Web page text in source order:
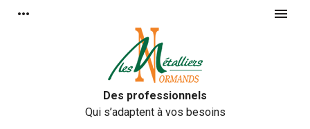
more_horiz menu
Des professionnels
Qui s’adaptent à vos besoins